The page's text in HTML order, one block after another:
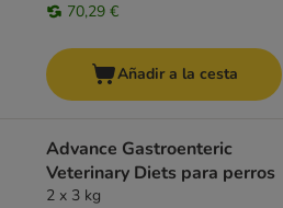
70,29 €
Añadir a la cesta
Advance Gastroenteric
Veterinary Diets para perros
2 x 3 kg